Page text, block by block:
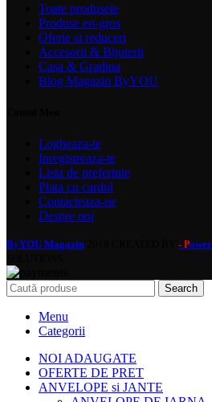
Toate produsele
Produse en-gros
Oferte si reduceri
Accesorii & Bijuterii
Casa & Gradina
Blog Magazin ByYOU
Logheaza-te
Inregistreaza-te
Lista de preferinte
Plata cu cardul
Contacteaza-ne
Despre noi
ByYOU Magazin - P
Search
Menu
Categorii
NOI ADAUGATE
OFERTE DE PRET
ANVELOPE si JANTE